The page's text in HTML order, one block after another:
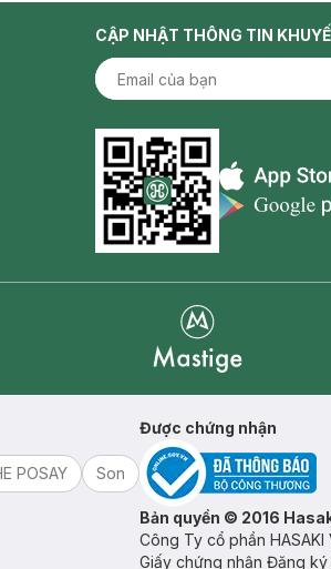
CẬP NHẬT THÔNG TIN
Appstore
POSAY
Son
Được chứng nhận
Bản quyền © 2016
Công Ty cổ phần HASAKI
Giấy chứng nhận Đăng ký